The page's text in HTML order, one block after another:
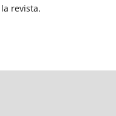
revista.